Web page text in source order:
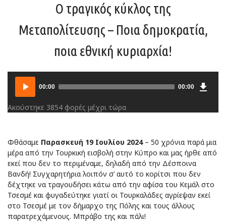
Ο τραγικός κύκλος της
Μεταπολίτευσης – Ποια δημοκρατία,
ποια εθνική κυριαρχία!
Audio
Player
00:00 00:00
Ακούστηκε 3854 φορές μέχρι τώρα
Φθάσαμε Παρασκευή 19 Ιουλίου 2024– 50 χρόνια παρά μια
μέρα από την Τουρκική εισβολή στην Κύπρο και μας ήρθε από
εκεί που δεν το περιμέναμε, δηλαδή από την Δέσποινα
Βανδή! Συγχαρητήρια λοιπόν σ’ αυτό το κορίτσι που δεν
δέχτηκε να τραγουδήσει κάτω από την αφίσα του Κεμάλ στο
Τσεσμέ και φυγαδεύτηκε γιατί οι Τουρκαλάδες αγρίεψαν εκεί
στο Τσεσμέ με τον δήμαρχο της Πόλης και τους άλλους
παρατρεχάμενους. Μπράβο της και πάλι!